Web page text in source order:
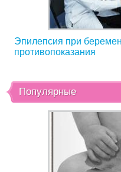
Эпилепсия при
противопоказания
Популярные